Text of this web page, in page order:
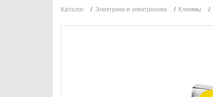
Каталог / Электрика и электроника / Клеммы /